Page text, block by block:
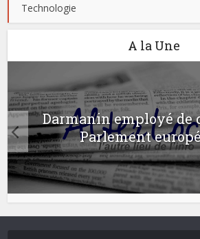
Technologie
A la Une
Darmanin employé de
Parlement